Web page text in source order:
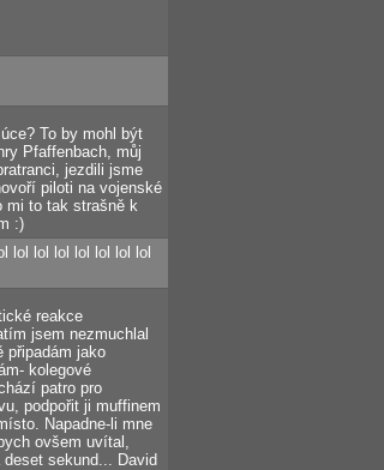
To by mohl být
Pfaffenbach, můj
jezdili jsme
piloti na vojenské
mi to tak strašně k
:)
lol lol lol lol lol lol lol
reakce
jsem nezmuchlal
připadám jako
kolegové
patro pro
podpořit ji muffinem
Napadne-li mne
ovšem uvítal,
sekund... David